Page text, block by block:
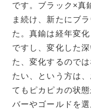
です。ブラック×真
ま続け、新たにブ
た。真鍮は経年変
ですし、変化した
た、変化するので
たい、という方は
てもピカピカの状
バーやゴールドを選